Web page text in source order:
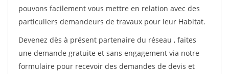
pouvons facilement vous mettre en relation avec des
particuliers demandeurs de travaux pour leur Habitat.
Devenez dès à présent partenaire du réseau , faites
une demande gratuite et sans engagement via notre
formulaire pour recevoir des demandes de devis et